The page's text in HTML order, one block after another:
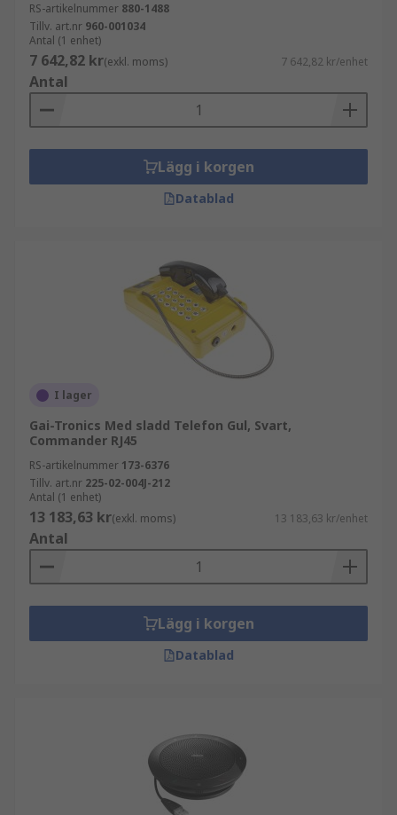
RS-artikelnummer 880-1488
Tillv. art.nr 960-001034
Antal (1 enhet)
7 642,82 kr(exkl. moms) 7 642,82 kr/enhet
Antal
Lägg i korgen
Datablad
I lager
Gai-Tronics Med sladd Telefon Gul, Svart,
Commander RJ45
RS-artikelnummer 173-6376
Tillv. art.nr 225-02-004J-212
Antal (1 enhet)
13 183,63 kr(exkl. moms) 13 183,63 kr/enhet
Antal
Lägg i korgen
Datablad